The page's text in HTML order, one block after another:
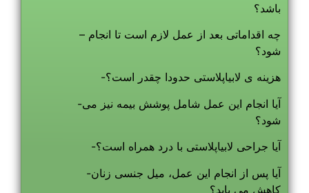
باشد؟
– چه اقداماتی بعد از عمل لازم است تا انجام
شود؟
-هزینه ی لابیاپلاستی حدودا چقدر است؟
-آیا انجام این عمل شامل پوشش بیمه نیز می
شود؟
-آیا جراحی لابیاپلاستی با درد همراه است؟
-آیا پس از انجام این عمل، میل جنسی زنان
کاهش می یابد؟